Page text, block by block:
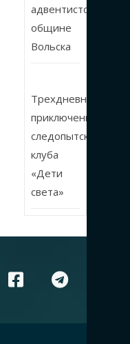
адвентистской
общине
Вольска
Трехдневные
приключения
следопытского
клуба
«Дети
света»